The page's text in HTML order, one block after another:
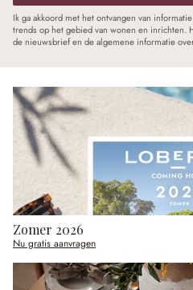
Ik ga akkoord met het ontvangen van
trends op het gebied van wonen en inrichten.
de nieuwsbrief en de algemene informatie
Zomer 2026
Nu gratis aanvragen